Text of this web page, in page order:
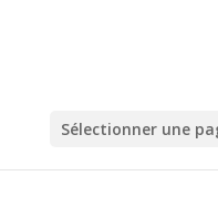
Sélectionner une